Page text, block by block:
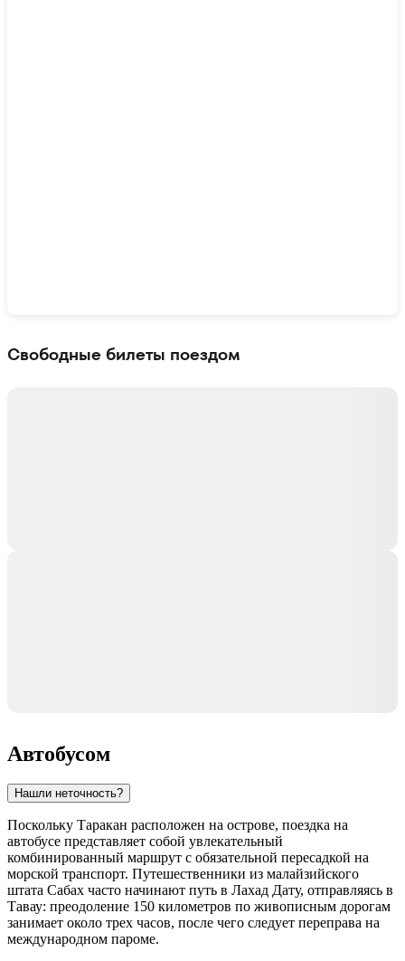
Свободные билеты поездом
Автобусом
Нашли неточность?
Поскольку Таракан расположен на острове, поездка на
автобусе представляет собой увлекательный
комбинированный маршрут с обязательной пересадкой на
морской транспорт. Путешественники из малайзийского
штата Сабах часто начинают путь в Лахад Дату, отправляясь в
Тавау: преодоление 150 километров по живописным дорогам
занимает около трех часов, после чего следует переправа на
международном пароме.